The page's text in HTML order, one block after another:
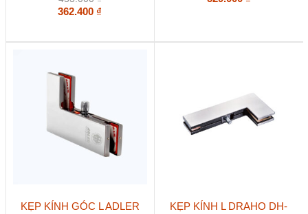
362.400 ₫
KẸP KÍNH GÓC L ADLER
KẸP KÍNH L DRAHO DH-